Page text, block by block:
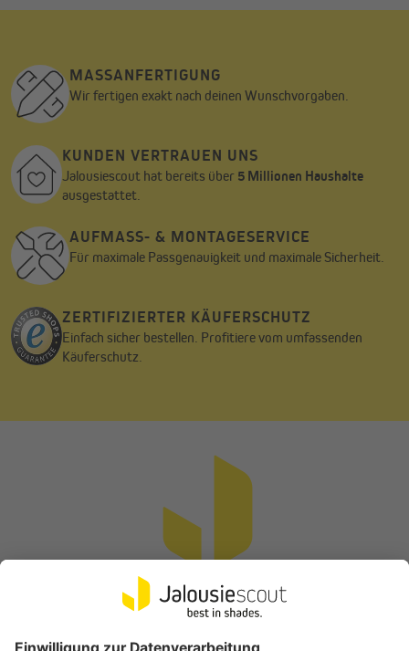
MASSANFERTIGUNG
Wir fertigen exakt nach deinen Wunschvorgaben.
KUNDEN VERTRAUEN UNS
Jalousiescout hat bereits über 5 Millionen Haushalte
ausgestattet.
AUFMASS- & MONTAGESERVICE
Für maximale Passgenauigkeit und maximale Sicherheit.
ZERTIFIZIERTER KÄUFERSCHUTZ
Einfach sicher bestellen. Profitiere vom umfassenden
Käuferschutz.